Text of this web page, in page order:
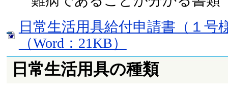
日常生活用具給付申請書（１号
（Word：21KB）
日常生活用具の種類